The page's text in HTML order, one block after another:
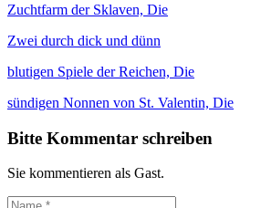
Zuchtfarm der Sklaven, Die
Zwei durch dick und dünn
blutigen Spiele der Reichen, Die
sündigen Nonnen von St. Valentin, Die
Bitte Kommentar schreiben
Sie kommentieren als Gast.